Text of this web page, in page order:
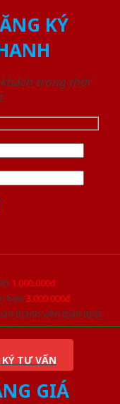
KÝ
trong thời
1.000.000đ
hơn 3.000.000đ
thành viên thân thiết
TƯ VẤN
GIÁ